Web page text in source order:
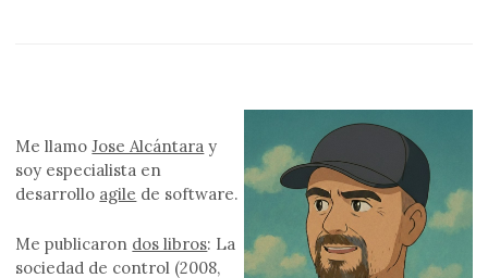
Me llamoJose Alcántara y
soy especialista en
desarrollo agile de software.
Me publicaron dos libros: La
sociedad de control (2008,